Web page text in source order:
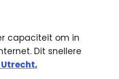
capaciteit om in
Dit snellere